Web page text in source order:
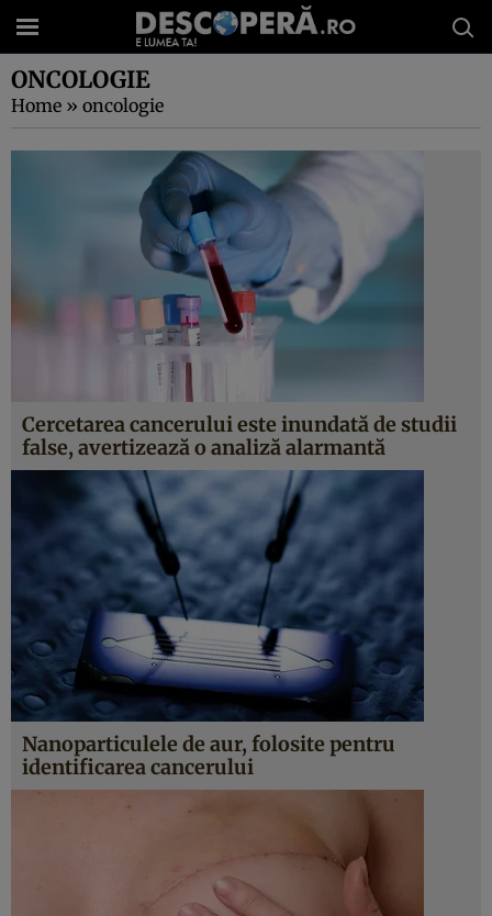
ONCOLOGIE
Home » oncologie
Cercetarea cancerului este inundată de studii
false, avertizează o analiză alarmantă
Nanoparticulele de aur, folosite pentru
identificarea cancerului